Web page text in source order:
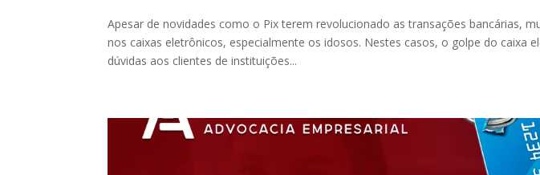
Apesar de novidades como o Pix terem revolucionado as transações bancárias,
nos caixas eletrônicos, especialmente os idosos. Nestes casos, o golpe do caixa
dúvidas aos clientes de instituições...